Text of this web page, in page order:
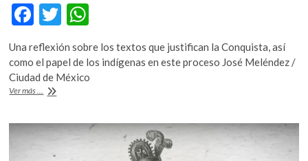
F
ac
e
b
o
o
k
T
w
itt
er
h
at
s
p
p
Una reflexión sobre los textos que justifican la Conquista, así
como el papel de los indígenas en este proceso José Meléndez /
Ciudad de México
Ver más ... El
en